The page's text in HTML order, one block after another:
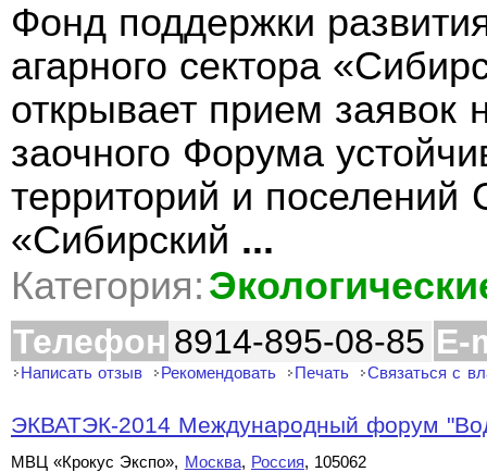
Фонд поддержки
агарного сектора
открывает прием заявок
заочного Форума
территорий и поселений
«Сибирский ...
Категория:
Телефон 8914-895-08-85 E-
Написать отзыв Рекомендовать Печать Связаться с
ЭКВАТЭК-2014 Международный форум
МВЦ «Крокус Экспо», Москва, Россия, 105062